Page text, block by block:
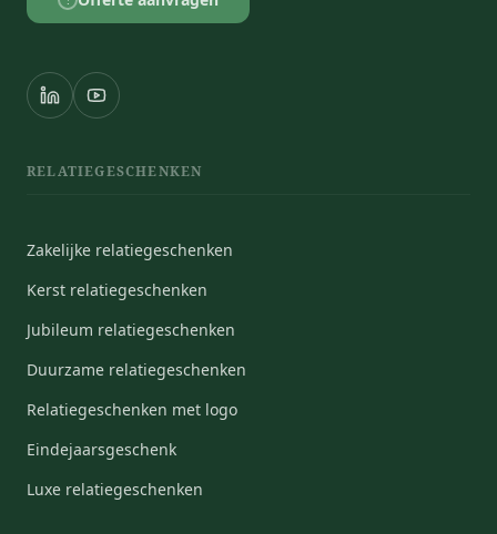
RELATIEGESCHENKEN
Zakelijke relatiegeschenken
Kerst relatiegeschenken
Jubileum relatiegeschenken
Duurzame relatiegeschenken
Relatiegeschenken met logo
Eindejaarsgeschenk
Luxe relatiegeschenken